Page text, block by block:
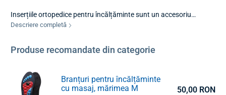
Inserțiile ortopedice pentru încălțăminte sunt un accesoriu
important pentru oricine dorește să îmbunătățească confortul la
concepute pentru a corecta poziția piciorului, a distribui uniform
presiunea pe suprafața piciorului și a preveni oboseala piciorului
oferta noastră veți găsi soluții adaptate diferitelor tipuri de
încălțăminte și nevoilor individuale ale utilizatorilor.
Descriere completă
Produse recomandate din categorie
Branțuri pentru încălțăminte
cu masaj, mărimea M
50,00 RON